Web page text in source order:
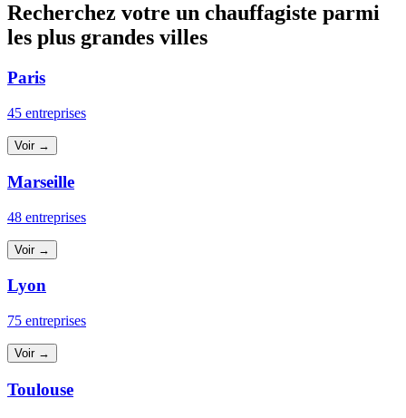
Recherchez votre un chauffagiste parmi
les plus grandes villes
Paris
45 entreprises
Voir →
Marseille
48 entreprises
Voir →
Lyon
75 entreprises
Voir →
Toulouse